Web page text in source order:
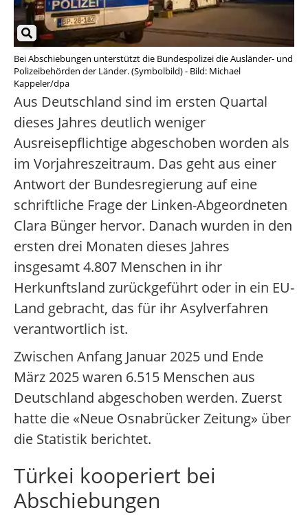
Bei Abschiebungen unterstützt die Bundespolizei die Ausländer- und
Polizeibehörden der Länder. (Symbolbild) - Bild: Michael
Kappeler/dpa
Aus Deutschland sind im ersten Quartal
dieses Jahres deutlich weniger
Ausreisepflichtige abgeschoben worden als
im Vorjahreszeitraum. Das geht aus einer
Antwort der Bundesregierung auf eine
schriftliche Frage der Linken-Abgeordneten
Clara Bünger hervor. Danach wurden in den
ersten drei Monaten dieses Jahres
insgesamt 4.807 Menschen in ihr
Herkunftsland zurückgeführt oder in ein EU-
Land gebracht, das für ihr Asylverfahren
verantwortlich ist.
Zwischen Anfang Januar 2025 und Ende
März 2025 waren 6.515 Menschen aus
Deutschland abgeschoben werden. Zuerst
hatte die «Neue Osnabrücker Zeitung» über
die Statistik berichtet.
Türkei kooperiert bei
Abschiebungen